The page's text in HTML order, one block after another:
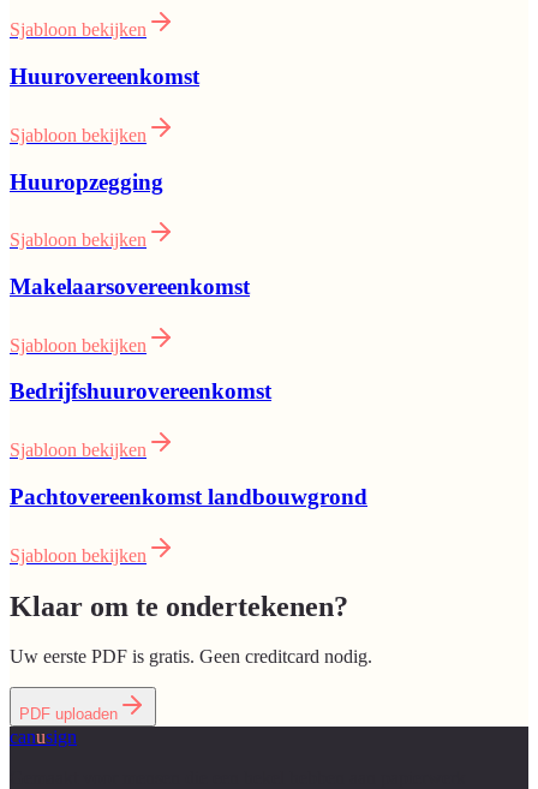
Sjabloon bekijken
Huurovereenkomst
Sjabloon bekijken
Huuropzegging
Sjabloon bekijken
Makelaarsovereenkomst
Sjabloon bekijken
Bedrijfshuurovereenkomst
Sjabloon bekijken
Pachtovereenkomst landbouwgrond
Sjabloon bekijken
Klaar om te ondertekenen?
Uw eerste PDF is gratis. Geen creditcard nodig.
PDF uploaden
canusign